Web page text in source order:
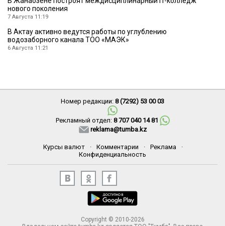
нового поколения
7 Августа 11:19
В Актау активно ведутся работы по углублению
водозаборного канала ТОО «МАЭК»
6 Августа 11:21
Номер редакции: 8 (7292) 53 00 03
Рекламный отдел: 8 707 040 14 81
reklama@tumba.kz
Курсы валют · Комментарии · Реклама
·
Конфиденциальность
Copyright © 2010-2026